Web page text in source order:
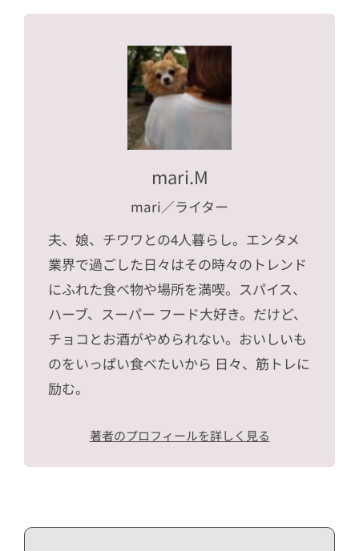
mari.M
mari／ライター
夫、娘、チワワとの4人暮らし。エンタメ
業界で過ごした日々はその時々のトレンド
にふれた食べ物や場所を満喫。スパイス、
ハーブ、スーパー フード大好き。だけど、
チョコとお酒がやめられない。おいしいも
のをいっぱい食べたいから 日々、筋トレに
励む。
著者のプロフィールを詳しく見る